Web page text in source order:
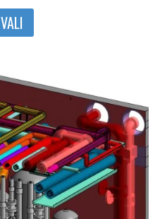
VALI
Sellel
varianti.
Valikuid
saab
teha
tootelehel.